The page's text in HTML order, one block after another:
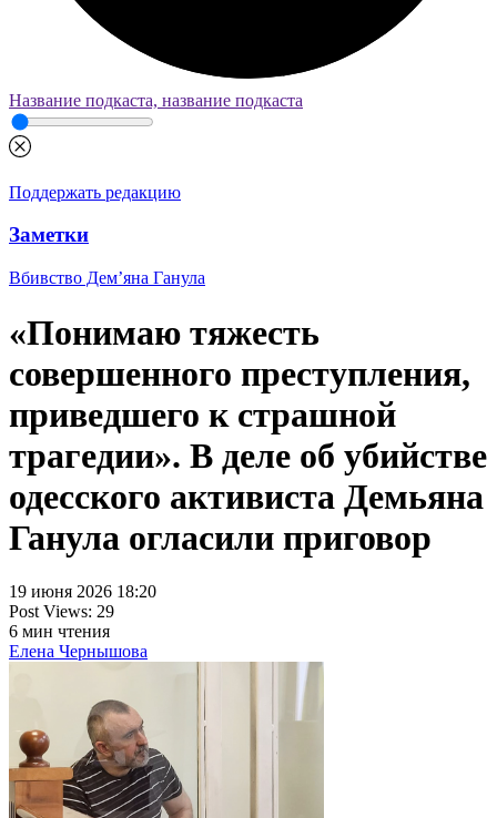
Название подкаста, название подкаста
Поддержать редакцию
Заметки
Вбивство Дем’яна Ганула
«Понимаю тяжесть
совершенного преступления,
приведшего к страшной
трагедии». В деле об убийстве
одесского активиста Демьяна
Ганула огласили приговор
19 июня 2026 18:20
Post Views: 29
6 мин чтения
Елена Чернышова